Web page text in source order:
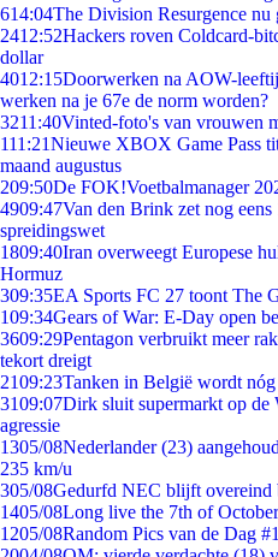
614:04The Division Resurgence nu
2412:52Hackers roven Coldcard-
dollar
4012:15Doorwerken na AOW-
werken na je 67e de norm worden?
3211:40Vinted-foto's van vrouwen
111:21Nieuwe XBOX Game Pass
maand augustus
209:50De FOK!Voetbalmanager
4909:47Van den Brink zet nog
spreidingswet
1809:40Iran overweegt Europese
Hormuz
309:35EA Sports FC 27 toont The
109:34Gears of War: E-Day open
3609:29Pentagon verbruikt meer
tekort dreigt
2109:23Tanken in België wordt
3109:07Dirk sluit supermarkt op de
agressie
1305/08Nederlander (23)
235 km/u
305/08Gedurfd NEC blijft overeind
1405/08Long live the 7th of October
1205/08Random Pics van de Dag